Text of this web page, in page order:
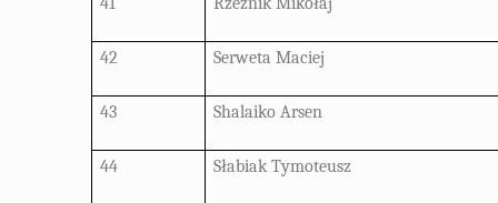
42 Serweta Maciej
43 Shalaiko Arsen
44 Słabiak Tymoteusz